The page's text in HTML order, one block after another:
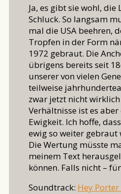
Ja, es gibt sie wohl,
Schluck. So langsam
mal die USA beehren,
Tropfen in der Form
1972 gebraut. Die
übrigens bereits seit
unserer von vielen
teilweise
zwar jetzt nicht
Verhältnisse ist es
Ewigkeit. Ich hoffe,
ewig so weiter gebraut
Die Wertung müsste
meinem Text
können. Falls nicht –
Soundtrack: Hey Porter